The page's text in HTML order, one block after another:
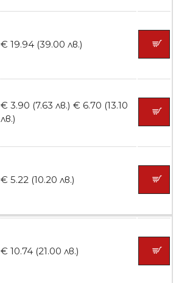
БЕЗПЛАТНО
Пила тип ренде
БЕЗПЛАТНО
Пила тип ренде 2в1
БЕЗПЛАТНО
€ 19.94 (39.00 лв.)
€ 3.90 (7.63 лв.) € 6.70 (13.10
лв.)
€ 5.22 (10.20 лв.)
€ 10.74 (21.00 лв.)